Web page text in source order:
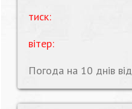
тиск:
вітер:
Погода на 10 днів від